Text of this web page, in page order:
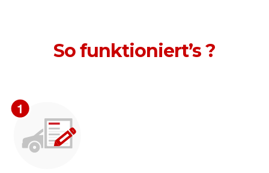
So funktioniert’s ?